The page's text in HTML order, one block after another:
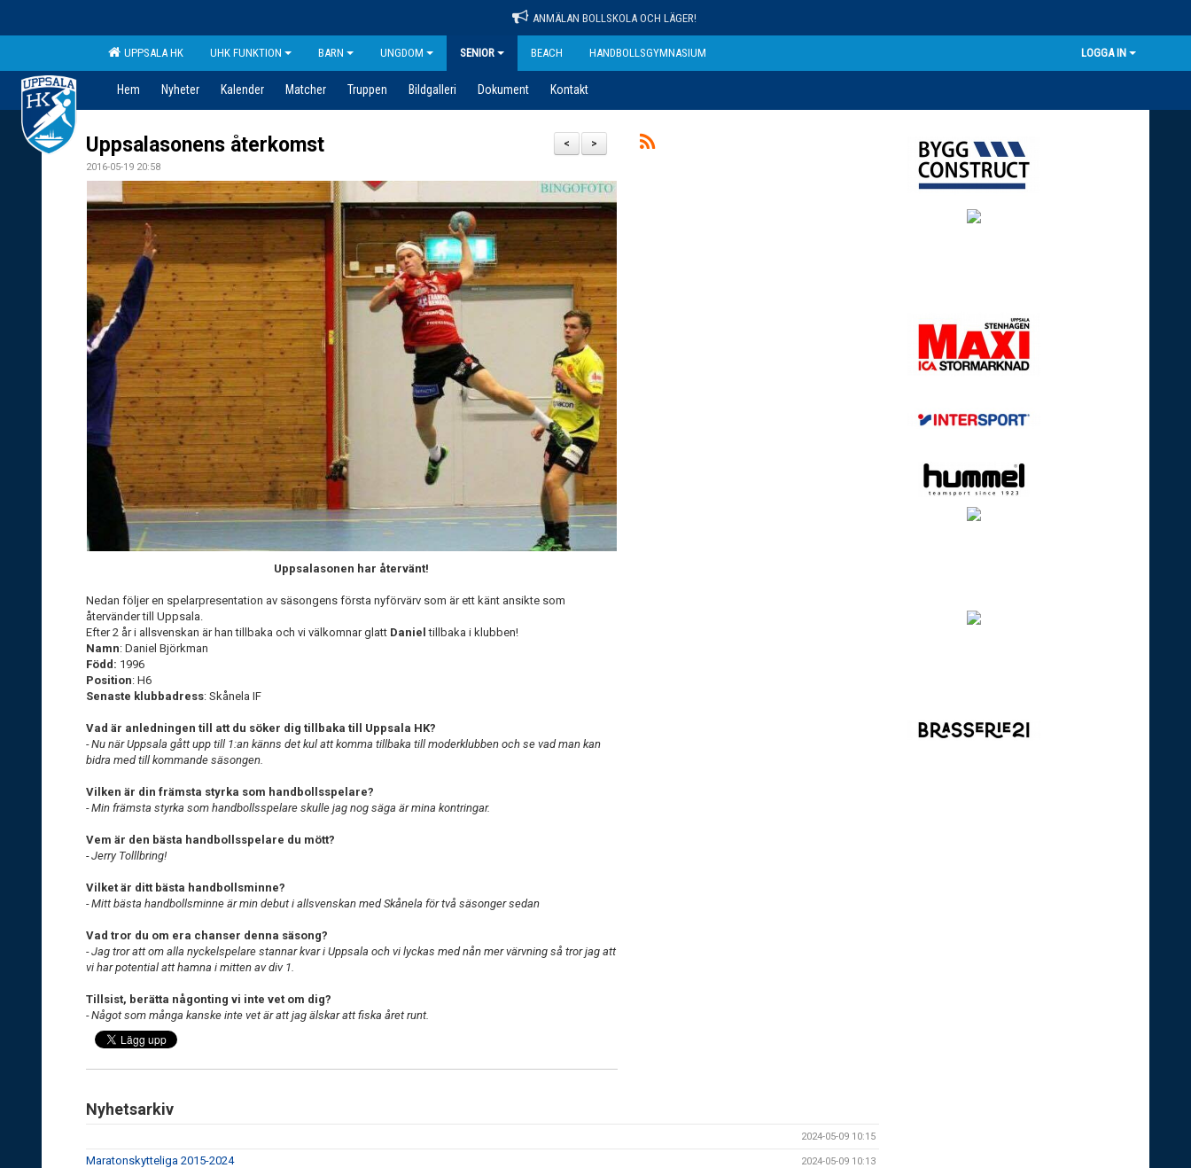
ANMÄLAN BOLLSKOLA OCH LÄGER!
UPPSALA HK UHK FUNKTION BARN UNGDOM SENIOR BEACH HANDBOLLSGYMNASIUM LOGGA IN
Hem Nyheter Kalender Matcher Truppen Bildgalleri Dokument Kontakt
>
<
Uppsalasonens återkomst
2016-05-19 20:58
Uppsalasonen har återvänt!
Nedan följer en spelarpresentation av säsongens första nyförvärv som är ett känt ansikte som
återvänder till Uppsala.
Efter 2 år i allsvenskan är han tillbaka och vi välkomnar glatt Daniel tillbaka i klubben!
Namn: Daniel Björkman
Född: 1996
Position: H6
Senaste klubbadress: Skånela IF
Vad är anledningen till att du söker dig tillbaka till Uppsala HK?
- Nu när Uppsala gått upp till 1:an känns det kul att komma tillbaka till moderklubben och se vad man kan
bidra med till kommande säsongen.
Vilken är din främsta styrka som handbollsspelare?
- Min främsta styrka som handbollsspelare skulle jag nog säga är mina kontringar.
Vem är den bästa handbollsspelare du mött?
- Jerry Tolllbring!
Vilket är ditt bästa handbollsminne?
- Mitt bästa handbollsminne är min debut i allsvenskan med Skånela för två säsonger sedan
Vad tror du om era chanser denna säsong?
- Jag tror att om alla nyckelspelare stannar kvar i Uppsala och vi lyckas med nån mer värvning så tror jag att
vi har potential att hamna i mitten av div 1.
Tillsist, berätta någonting vi inte vet om dig?
- Något som många kanske inte vet är att jag älskar att fiska året runt.
Nyhetsarkiv
2024-05-09 10:15
Maratonskytteliga 2015-2024 2024-05-09 10:13